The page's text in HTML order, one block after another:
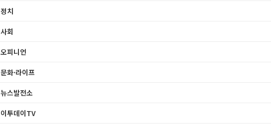
정치
사회
오피니언
문화·라이프
뉴스발전소
이투데이TV